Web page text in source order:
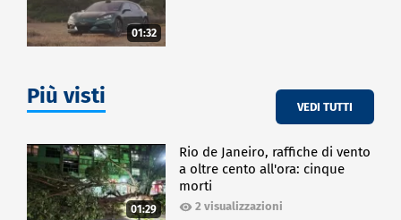
01:32
Più visti VEDI TUTTI
01:29
Rio de Janeiro, raffiche di vento
a oltre cento all'ora: cinque
morti
2 visualizzazioni